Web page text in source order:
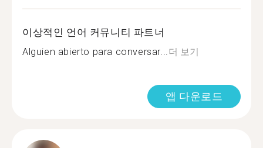
이상적인 언어 커뮤니티 파트너
Alguien abierto para conversar...더 보기
앱 다운로드